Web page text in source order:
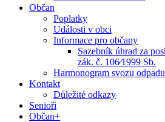
Občan
Poplatky
Události v obci
Informace pro občany
Sazebník úhrad za
zák. č. 106⁄1999 Sb.
Harmonogram svozu odpadu
Kontakt
Důležité odkazy
Senioři
Občan+